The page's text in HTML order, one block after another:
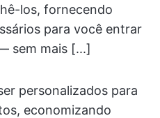
los, fornecendo
para você entrar
sem mais [...]
personalizados para
economizando